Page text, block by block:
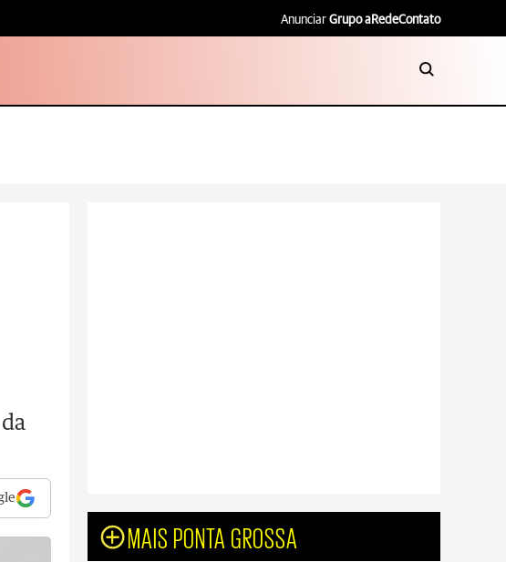
Anunciar Grupo aRedeContato
MAIS PONTA GROSSA